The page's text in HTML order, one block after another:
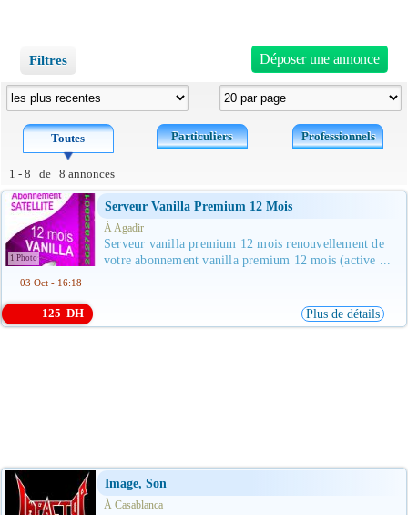
Filtres Déposer une annonce
Toutes Particuliers Professionnels
1 - 8 de 8 annonces
1 Photo
03 Oct - 16:18
Serveur Vanilla Premium 12 Mois
À Agadir
Serveur vanilla premium 12 mois renouvellement de
votre abonnement vanilla premium 12 mois (active ...
125 DH Plus de détails
Image, Son
À Casablanca